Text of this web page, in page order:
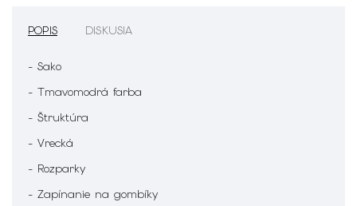
POPIS DISKUSIA
- Sako
- Tmavomodrá farba
- Štruktúra
- Vrecká
- Rozparky
- Zapínanie na gombíky